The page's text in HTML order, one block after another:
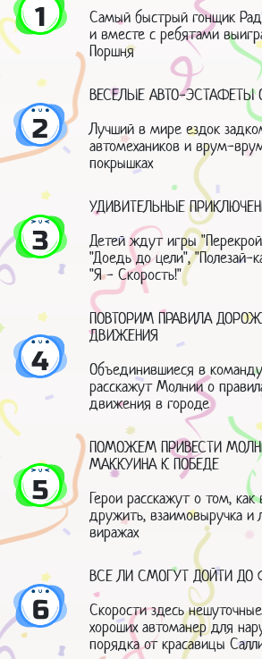
1
Самый быстрый гонщик
и вместе с ребятами
Поршня
2
ВЕСЕЛЫЕ АВТО-ЭСТАФЕТЫ
Лучший в мире ездок
автомехаников и врум-
покрышках
3
УДИВИТЕЛЬНЫЕ
Детей ждут игры
"Доедь до цели", "Полезай-
"Я - Скорость!"
4
ПОВТОРИМ ПРАВИЛА
ДВИЖЕНИЯ
Объединившиеся в
расскажут Молнии о
движения в городе
5
ПОМОЖЕМ ПРИВЕСТИ
МАККУИНА К ПОБЕДЕ
Герои расскажут о том,
дружить, взаимовыручка и
виражах
6
ВСЕ ЛИ СМОГУТ ДОЙТИ ДО
Скорости здесь
хороших автоманер для
порядка от красавицы